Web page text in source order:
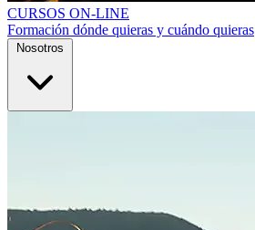
CURSOS ON-LINE
Formación dónde quieras y cuándo quieras
Nosotros